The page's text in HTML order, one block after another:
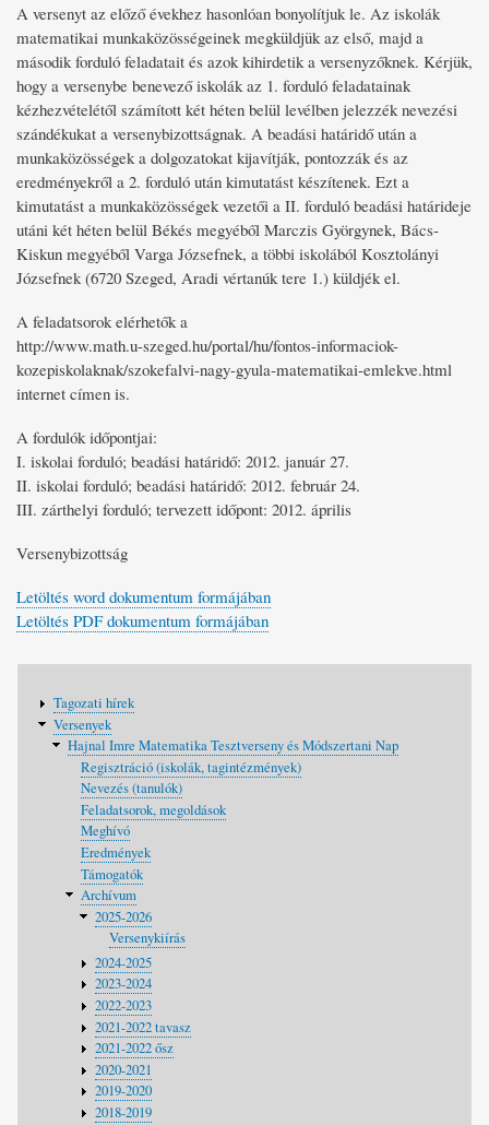
A versenyt az előző évekhez hasonlóan bonyolítjuk le. Az iskolák
matematikai munkaközösségeinek megküldjük az első, majd a
második forduló feladatait és azok kihirdetik a versenyzőknek. Kérjük,
hogy a versenybe benevező iskolák az 1. forduló feladatainak
kézhezvételétől számított két héten belül levélben jelezzék nevezési
szándékukat a versenybizottságnak. A beadási határidő után a
munkaközösségek a dolgozatokat kijavítják, pontozzák és az
eredményekről a 2. forduló után kimutatást készítenek. Ezt a
kimutatást a munkaközösségek vezetői a II. forduló beadási határideje
utáni két héten belül Békés megyéből Marczis Györgynek, Bács-
Kiskun megyéből Varga Józsefnek, a többi iskolából Kosztolányi
Józsefnek (6720 Szeged, Aradi vértanúk tere 1.) küldjék el.
A feladatsorok elérhetők a
http://www.math.u-szeged.hu/portal/hu/fontos-informaciok-
kozepiskolaknak/szokefalvi-nagy-gyula-matematikai-emlekve.html
internet címen is.
A fordulók időpontjai:
I. iskolai forduló; beadási határidő: 2012. január 27.
II. iskolai forduló; beadási határidő: 2012. február 24.
III. zárthelyi forduló; tervezett időpont: 2012. április
Versenybizottság
Letöltés word dokumentum formájában
Letöltés PDF dokumentum formájában
navigáció
Tagozati hírek
Versenyek
Hajnal Imre Matematika Tesztverseny és Módszertani Nap
Regisztráció (iskolák, tagintézmények)
Nevezés (tanulók)
Feladatsorok, megoldások
Meghívó
Eredmények
Támogatók
Archívum
2025-2026
Versenykiírás
2024-2025
2023-2024
2022-2023
2021-2022 tavasz
2021-2022 ősz
2020-2021
2019-2020
2018-2019